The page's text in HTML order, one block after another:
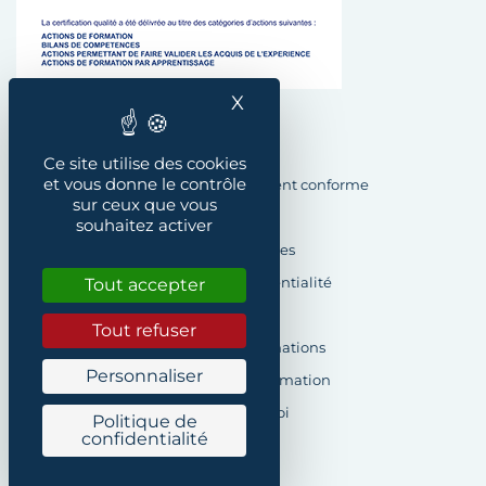
Ce site utilise des cookies
et vous donne le contrôle
sur ceux que vous
souhaitez activer
Tout accepter
Tout refuser
Personnaliser
Politique de
confidentialité
X
Accessibilité : Partiellement conforme
Mentions légales
Politique de confidentialité
Cookies
Demande d’informations
Formulaire de réclamation
Offres d’emploi